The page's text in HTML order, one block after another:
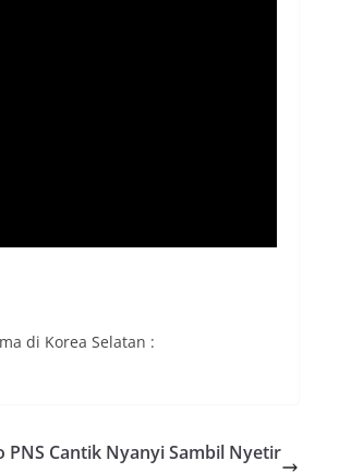
di Korea Selatan :
PNS Cantik Nyanyi Sambil Nyetir